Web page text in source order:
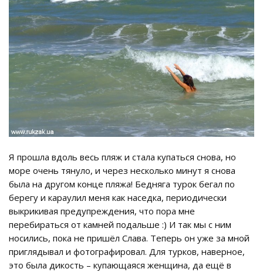
Я прошла вдоль весь пляж и стала купаться снова, но
море очень тянуло, и через несколько минут я снова
была на другом конце пляжа! Бедняга турок бегал по
берегу и караулил меня как наседка, периодически
выкрикивая предупреждения, что пора мне
перебираться от камней подальше :) И так мы с ним
носились, пока не пришёл Слава. Теперь он уже за мной
приглядывал и фотографировал. Для турков, наверное,
это была дикость – купающаяся женщина, да ещё в